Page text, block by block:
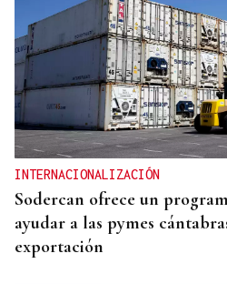
INTERNACIONALIZACIÓN
Sodercan ofrece un
ayudar a las pymes
exportación